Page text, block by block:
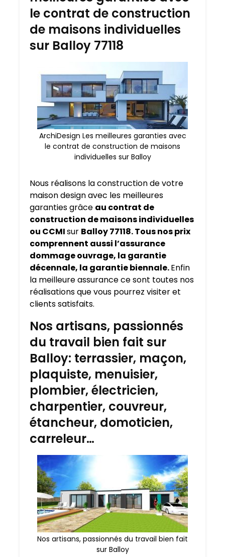
le contrat de construction
de maisons individuelles
sur Balloy 77118
ArchiDesign Les meilleures garanties avec
le contrat de construction de maisons
individuelles sur Balloy
Nous réalisons la construction de votre
maison design avec les meilleures
garanties grâce au contrat de
construction de maisons individuelles
ou CCMIsur Balloy 77118. Tous nos prix
comprennent aussi l’assurance
dommage ouvrage, la garantie
décennale, la garantie biennale.Enfin
la meilleure assurance ce sont toutes nos
réalisations que vous pourrez visiter et
clients satisfaits.
Nos artisans, passionnés
du travail bien fait sur
Balloy: terrassier, maçon,
plaquiste, menuisier,
plombier, électricien,
charpentier, couvreur,
étancheur, domoticien,
carreleur…
Nos artisans, passionnés du travail bien fait
sur Balloy